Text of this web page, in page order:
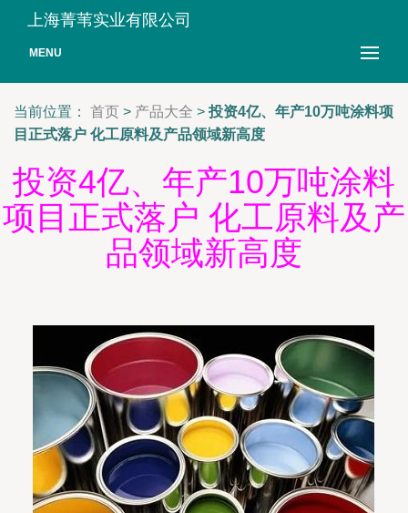
上海菁苇实业有限公司
MENU
当前位置： 首页 > 产品大全 > 投资4亿、年产10万吨涂料项
目正式落户 化工原料及产品领域新高度
投资4亿、年产10万吨涂料
项目正式落户 化工原料及产
品领域新高度